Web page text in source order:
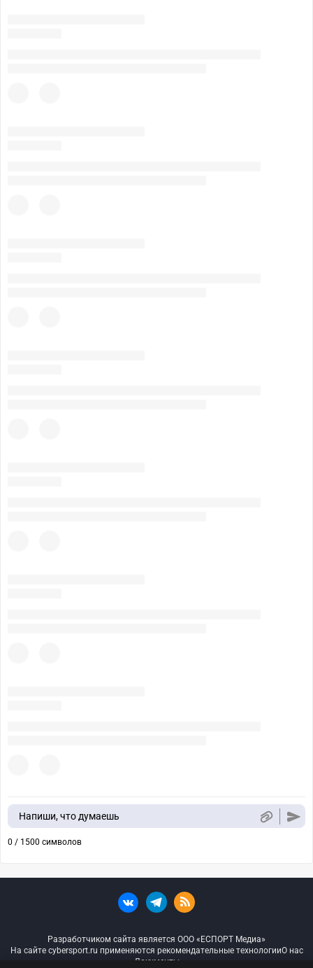
Напиши, что думаешь
0 / 1500 символов
Разработчиком сайта является ООО «ЕСПОРТ Медиа»
На сайте cybersport.ru применяются рекомендательные технологииО нас
Документы